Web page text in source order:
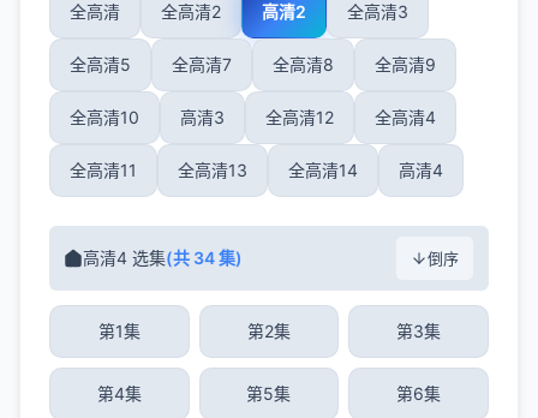
全高清 全高清2 高清2 全高清3
全高清5 全高清7 全高清8 全高清9
全高清10 高清3 全高清12 全高清4
全高清11 全高清13 全高清14 高清4
高清4 选集(共 34 集) 倒序
第1集 第2集 第3集
第4集 第5集 第6集